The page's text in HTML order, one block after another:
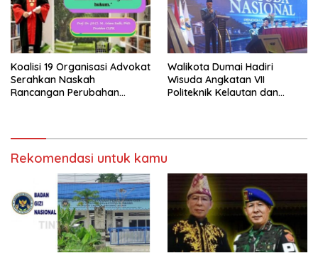
Koalisi 19 Organisasi Advokat
Serahkan Naskah
Rancangan Perubahan
Walikota Dumai Hadiri
Wisuda Angkatan VII
Politeknik Kelautan dan
Rekomendasi untuk kamu